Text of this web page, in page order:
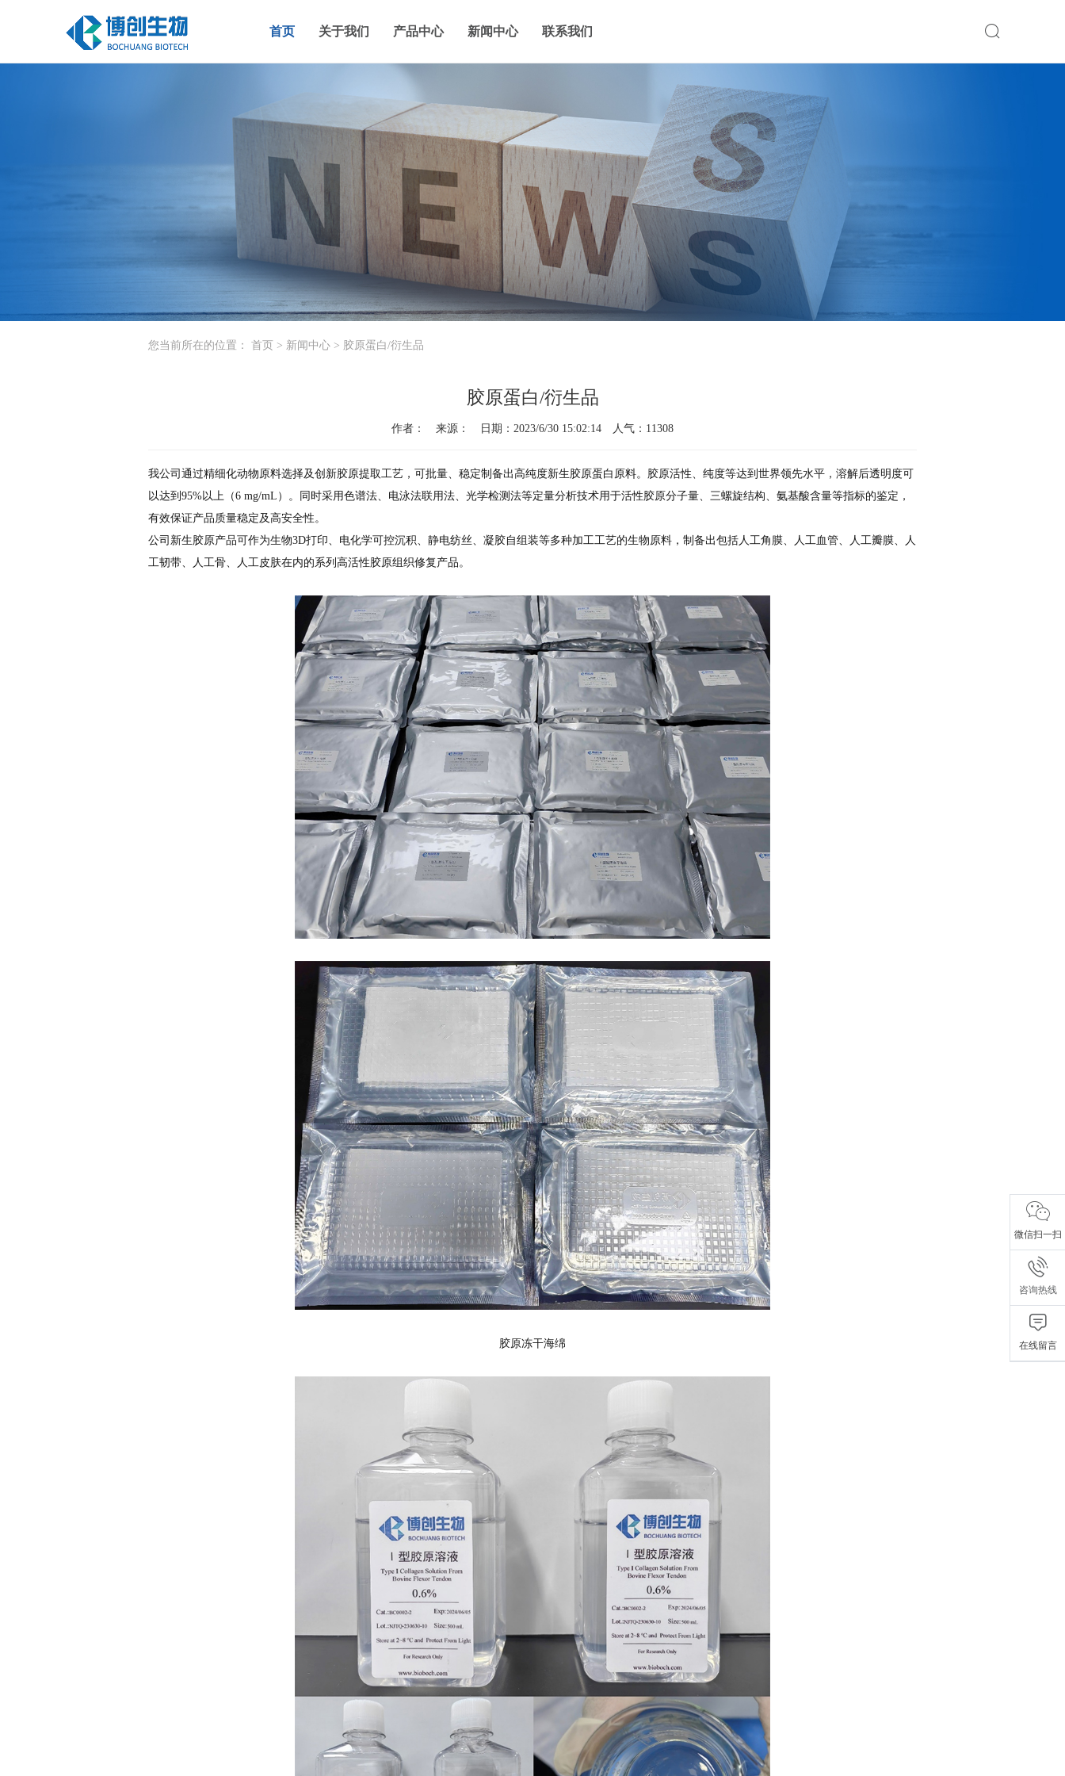
首页 关于我们 产品中心 新闻中心 联系我们
您当前所在的位置： 首页 > 新闻中心 > 胶原蛋白/衍生品
胶原蛋白/衍生品
作者： 来源： 日期：2023/6/30 15:02:14 人气：11308
我公司通过精细化动物原料选择及创新胶原提取工艺，可批量、稳定制备出高纯度新生胶原蛋白原料。胶原活性、纯度等达到世界领先水平，溶解后透明度可
以达到95%以上（6 mg/mL）。同时采用色谱法、电泳法联用法、光学检测法等定量分析技术用于活性胶原分子量、三螺旋结构、氨基酸含量等指标的鉴定，
有效保证产品质量稳定及高安全性。
公司新生胶原产品可作为生物3D打印、电化学可控沉积、静电纺丝、凝胶自组装等多种加工工艺的生物原料，制备出包括人工角膜、人工血管、人工瓣膜、人
工韧带、人工骨、人工皮肤在内的系列高活性胶原组织修复产品。
胶原冻干海绵
微信扫一扫
咨询热线
在线留言